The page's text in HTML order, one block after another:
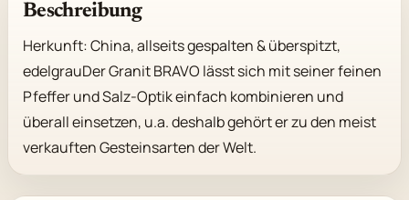
Beschreibung
Herkunft: China, allseits gespalten & überspitzt,
edelgrauDer Granit BRAVO lässt sich mit seiner feinen
Pfeffer und Salz-Optik einfach kombinieren und
überall einsetzen, u.a. deshalb gehört er zu den meist
verkauften Gesteinsarten der Welt.